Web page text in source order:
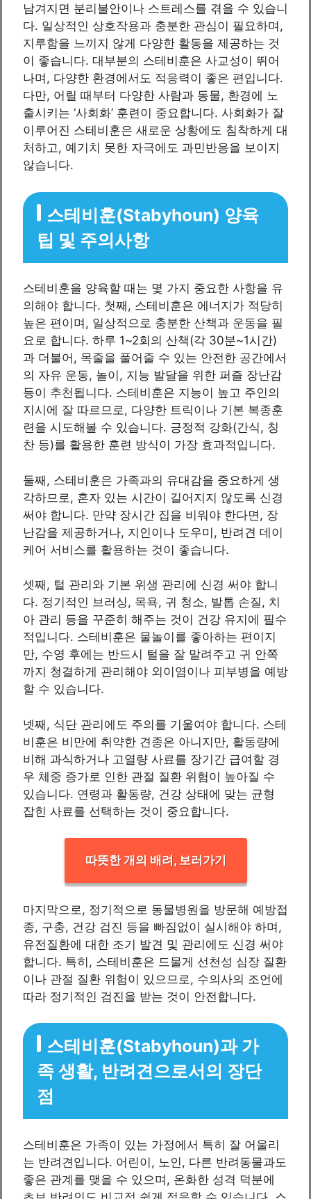
남겨지면 분리불안이나 스트레스를 겪을 수 있습니
다. 일상적인 상호작용과 충분한 관심이 필요하며,
지루함을 느끼지 않게 다양한 활동을 제공하는 것
이 좋습니다. 대부분의 스테비훈은 사교성이 뛰어
나며, 다양한 환경에서도 적응력이 좋은 편입니다.
다만, 어릴 때부터 다양한 사람과 동물, 환경에 노
출시키는 ‘사회화’ 훈련이 중요합니다. 사회화가 잘
이루어진 스테비훈은 새로운 상황에도 침착하게 대
처하고, 예기치 못한 자극에도 과민반응을 보이지
않습니다.
스테비훈(Stabyhoun) 양육
팁 및 주의사항
스테비훈을 양육할 때는 몇 가지 중요한 사항을 유
의해야 합니다. 첫째, 스테비훈은 에너지가 적당히
높은 편이며, 일상적으로 충분한 산책과 운동을 필
요로 합니다. 하루 1~2회의 산책(각 30분~1시간)
과 더불어, 목줄을 풀어줄 수 있는 안전한 공간에서
의 자유 운동, 놀이, 지능 발달을 위한 퍼즐 장난감
등이 추천됩니다. 스테비훈은 지능이 높고 주인의
지시에 잘 따르므로, 다양한 트릭이나 기본 복종훈
련을 시도해볼 수 있습니다. 긍정적 강화(간식, 칭
찬 등)를 활용한 훈련 방식이 가장 효과적입니다.
둘째, 스테비훈은 가족과의 유대감을 중요하게 생
각하므로, 혼자 있는 시간이 길어지지 않도록 신경
써야 합니다. 만약 장시간 집을 비워야 한다면, 장
난감을 제공하거나, 지인이나 도우미, 반려견 데이
케어 서비스를 활용하는 것이 좋습니다.
셋째, 털 관리와 기본 위생 관리에 신경 써야 합니
다. 정기적인 브러싱, 목욕, 귀 청소, 발톱 손질, 치
아 관리 등을 꾸준히 해주는 것이 건강 유지에 필수
적입니다. 스테비훈은 물놀이를 좋아하는 편이지
만, 수영 후에는 반드시 털을 잘 말려주고 귀 안쪽
까지 청결하게 관리해야 외이염이나 피부병을 예방
할 수 있습니다.
넷째, 식단 관리에도 주의를 기울여야 합니다. 스테
비훈은 비만에 취약한 견종은 아니지만, 활동량에
비해 과식하거나 고열량 사료를 장기간 급여할 경
우 체중 증가로 인한 관절 질환 위험이 높아질 수
있습니다. 연령과 활동량, 건강 상태에 맞는 균형
잡힌 사료를 선택하는 것이 중요합니다.
따뜻한 개의 배려, 보러가기
마지막으로, 정기적으로 동물병원을 방문해 예방접
종, 구충, 건강 검진 등을 빠짐없이 실시해야 하며,
유전질환에 대한 조기 발견 및 관리에도 신경 써야
합니다. 특히, 스테비훈은 드물게 선천성 심장 질환
이나 관절 질환 위험이 있으므로, 수의사의 조언에
따라 정기적인 검진을 받는 것이 안전합니다.
스테비훈(Stabyhoun)과 가
족 생활, 반려견으로서의 장단
점
스테비훈은 가족이 있는 가정에서 특히 잘 어울리
는 반려견입니다. 어린이, 노인, 다른 반려동물과도
좋은 관계를 맺을 수 있으며, 온화한 성격 덕분에